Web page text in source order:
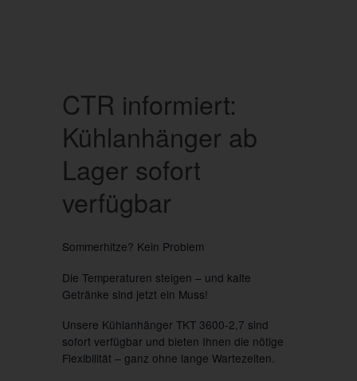
CTR informiert:
Kühlanhänger ab
Lager sofort
verfügbar
Sommerhitze? Kein Problem
Die Temperaturen steigen – und kalte
Getränke sind jetzt ein Muss!
Unsere Kühlanhänger TKT 3600-2,7 sind
sofort verfügbar und bieten Ihnen die nötige
Flexibilität – ganz ohne lange Wartezeiten.